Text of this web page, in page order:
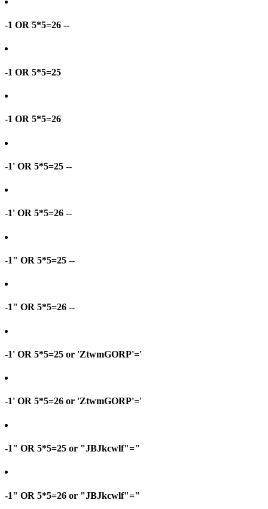
-1 OR 5*5=26 --
-1 OR 5*5=25
-1 OR 5*5=26
-1' OR 5*5=25 --
-1' OR 5*5=26 --
-1" OR 5*5=25 --
-1" OR 5*5=26 --
-1' OR 5*5=25 or 'ZtwmGORP'='
-1' OR 5*5=26 or 'ZtwmGORP'='
-1" OR 5*5=25 or "JBJkcwlf"="
-1" OR 5*5=26 or "JBJkcwlf"="